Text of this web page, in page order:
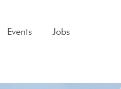
Events Jobs